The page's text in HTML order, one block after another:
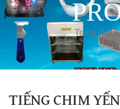
Trang chủ/
TIẾNG CHIM YẾN